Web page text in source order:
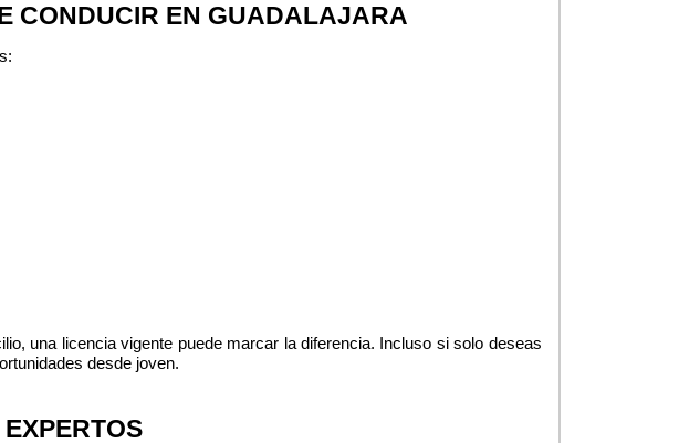
CONDUCIR EN GUADALAJARA
una licencia vigente puede marcar la diferencia. Incluso si solo deseas
desde joven.